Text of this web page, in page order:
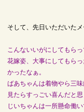
そして、先日いただいたメ
こんないいがにしてもら
花嫁姿、大事にしてもら
かったなぁ。
ばあちゃんは着物やら三
見たらすっごい喜んだと思
じいちゃんは一所懸命働